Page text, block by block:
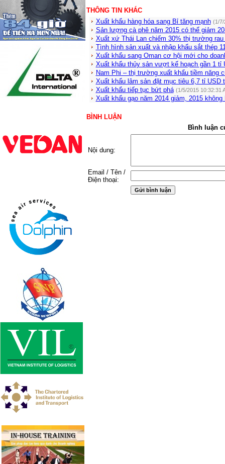
THÔNG TIN KHÁC
Xuất khẩu hàng hóa sang Bỉ tăng mạnh (1/7/
Sản lượng cà phê năm 2015 có thể giảm
Xuất xứ Thái Lan chiếm 30% thị trường rau
Tình hình sản xuất và nhập khẩu sắt thép
Xuất khẩu sang Oman cơ hội mới cho
Xuất khẩu thủy sản vượt kế hoạch gần 1 tỉ
Nam Phi – thị trường xuất khẩu tiềm năng
Xuất khẩu lâm sản đặt mục tiêu 6,7 tỉ USD
Xuất khẩu tiếp tục bứt phá (1/5/2015 10:32:31
Xuất khẩu gạo năm 2014 giảm, 2015 không
BÌNH LUẬN
Bình luận
Nội dung:
Email / Tên /
Điện thoại: